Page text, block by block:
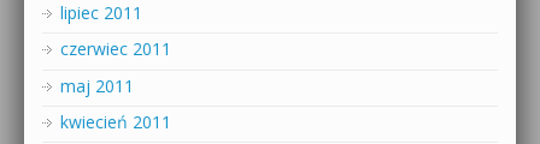
lipiec 2011
czerwiec 2011
maj 2011
kwiecień 2011